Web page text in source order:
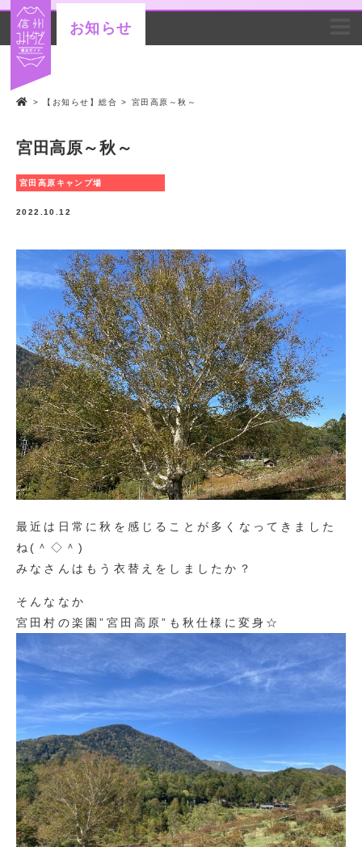
お知らせ
> 【お知らせ】総合 > 宮田高原～秋～
宮田高原～秋～
宮田高原キャンプ場
2022.10.12
最近は日常に秋を感じることが多くなってきました
ね(＾◇＾)
みなさんはもう衣替えをしましたか？
そんななか
宮田村の楽園”宮田高原”も秋仕様に変身☆